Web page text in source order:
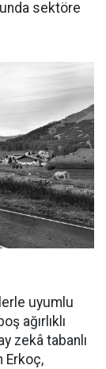
sektöre
uyumlu
ağırlıklı
zekâ tabanlı
Erkoç,